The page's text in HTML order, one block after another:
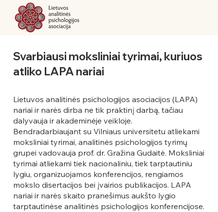
Svarbiausi moksliniai tyrimai, kuriuos
atliko LAPA nariai
Lietuvos analitinės psichologijos asociacijos (LAPA)
nariai ir narės dirba ne tik praktinį darbą, tačiau
dalyvauja ir akademinėje veikloje.
Bendradarbiaujant su Vilniaus universitetu atliekami
moksliniai tyrimai, analitinės psichologijos tyrimų
grupei vadovauja prof. dr. Gražina Gudaitė. Moksliniai
tyrimai atliekami tiek nacionaliniu, tiek tarptautiniu
lygiu, organizuojamos konferencijos, rengiamos
mokslo disertacijos bei įvairios publikacijos. LAPA
nariai ir narės skaito pranešimus aukšto lygio
tarptautinėse analitinės psichologijos konferencijose.